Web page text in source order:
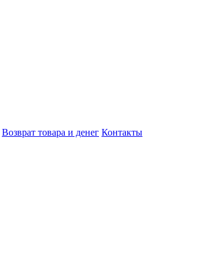
Возврат товара и денег Контакты